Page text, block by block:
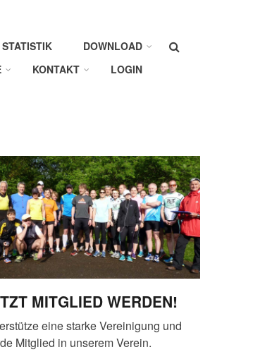
Suche
STATISTIK
DOWNLOAD
KONTAKT LOGIN
MITGLIED WERDEN!
eine starke Vereinigung und
Mitglied in unserem Verein.